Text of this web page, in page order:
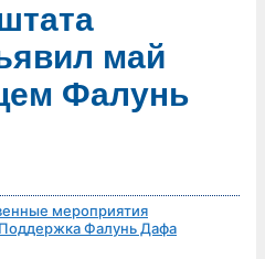
май
Фалунь
мероприятия
Поддержка Фалунь Дафа